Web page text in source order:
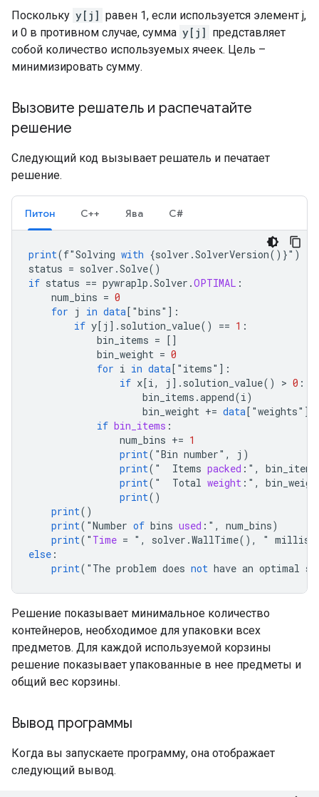
Поскольку y[j] равен 1, если используется элемент j,
и 0 в противном случае, сумма y[j] представляет
собой количество используемых ячеек. Цель –
минимизировать сумму.
Вызовите решатель и распечатайте
решение
Следующий код вызывает решатель и печатает
решение.
Питон С++ Ява С#
print(f"Solving with {solver .SolverVersion() }" )
status = solver .Solve()
if status == pywraplp .Solver .OPTIMAL :
num_bins = 0
for j in data[ "bins" ] :
if y[ j ] . solution_value() == 1 :
bin_items = []
bin_weight = 0
for i in data[ " items" ] :
if x[i, j ] . solution_value() > 0 :
bin_items .append(i)
bin_weight += data[ "weights" ][
if bin_items :
num_bins += 1
print( "Bin number" , j )
print( " Items packed :", bin_items
print( " Total weight :",
print()
print()
print( "Number of bins used :", num_bins)
print( " Time = " , solver .WallTime(), "
else :
print( " The problem does not have an optimal
Решение показывает минимальное количество
контейнеров, необходимое для упаковки всех
предметов. Для каждой используемой корзины
решение показывает упакованные в нее предметы и
общий вес корзины.
Вывод программы
Когда вы запускаете программу, она отображает
следующий вывод.